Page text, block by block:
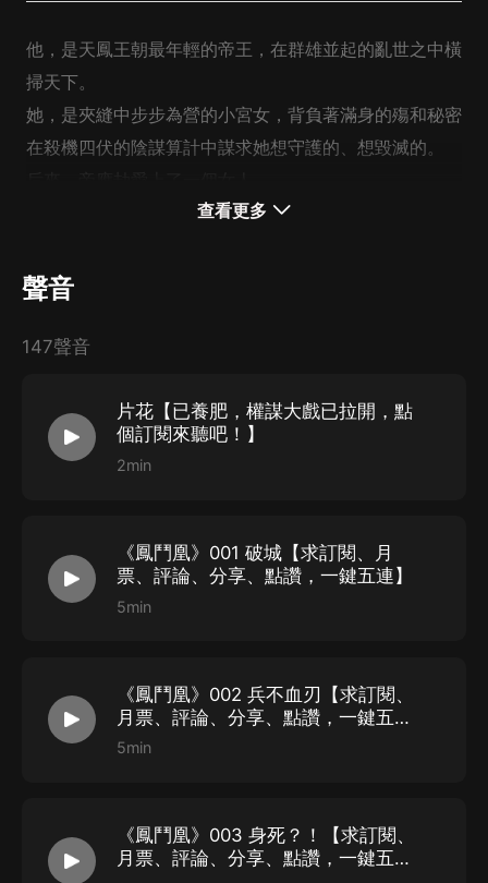
他，是天鳳王朝最年輕的帝王，在群雄並起的亂世之中橫
掃天下。
她，是夾縫中步步為營的小宮女，背負著滿身的殤和秘密
在殺機四伏的陰謀算計中謀求她想守護的、想毀滅的。
后來，過往的真相逐漸被揭開——
原來他們早就無數次地擦肩而過。
這最最難解的誅心之劫，誅的是誰的心？又是誰的劫？
改編自《鳳鬥凰：腹黑帝王追妻記》，作者尤心言。
女頻 男女雙強 古風言情 江湖權謀 宮鬥 女強
查看更多
聲音
147聲音
片花【已養肥，權謀大戲已拉開，點
個訂閱來聽吧！】
2min
《鳳鬥凰》001 破城【求訂閱、月
票、評論、分享、點讚，一鍵五連】
5min
《鳳鬥凰》002 兵不血刃【求訂閱、
月票、評論、分享、點讚，一鍵五
連】
5min
《鳳鬥凰》003 身死？！【求訂閱、
月票、評論、分享、點讚，一鍵五